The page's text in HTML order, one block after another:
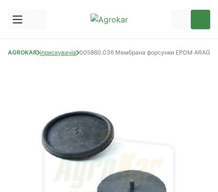
AGROKARдо обприскувачів 005860.036 Мембрана форсунки EPDM ARAG